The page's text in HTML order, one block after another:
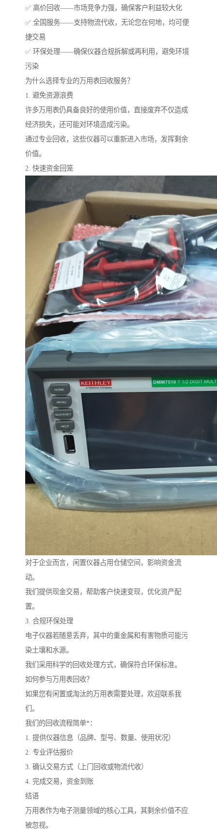
✅ 高价回收——市场竞争力强，确保客户利益较大化
✅ 全国服务——支持物流代收，无论您在何地，均可便
捷交易
✅ 环保处理——确保仪器合规拆解或再利用，避免环境
污染
为什么选择专业的万用表回收服务？
1. 避免资源浪费
许多万用表仍具备良好的使用价值，直接废弃不仅造成
经济损失，还可能对环境造成污染。
通过专业回收，这些仪器可以重新进入市场，发挥剩余
价值。
2. 快速资金回笼
对于企业而言，闲置仪器占用仓储空间，影响资金流
动。
我们提供现金交易，帮助客户快速变现，优化资产配
置。
3. 合规环保处理
电子仪器若随意丢弃，其中的重金属和有害物质可能污
染土壤和水源。
我们采用科学的回收处理方式，确保符合环保标准。
如何参与万用表回收？
如果您有闲置或淘汰的万用表需要处理，欢迎联系我
们。
我们的回收流程简单*：
1. 提供仪器信息（品牌、型号、数量、使用状况）
2. 专业评估报价
3. 确认交易方式（上门回收或物流代收）
4. 完成交易，资金到账
结语
万用表作为电子测量领域的核心工具，其剩余价值不应
被忽视。